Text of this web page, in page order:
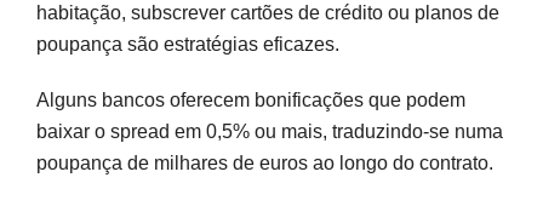
habitação, subscrever cartões de crédito ou planos de
poupança são estratégias eficazes.
Alguns bancos oferecem bonificações que podem
baixar o spread em 0,5% ou mais, traduzindo-se numa
poupança de milhares de euros ao longo do contrato.